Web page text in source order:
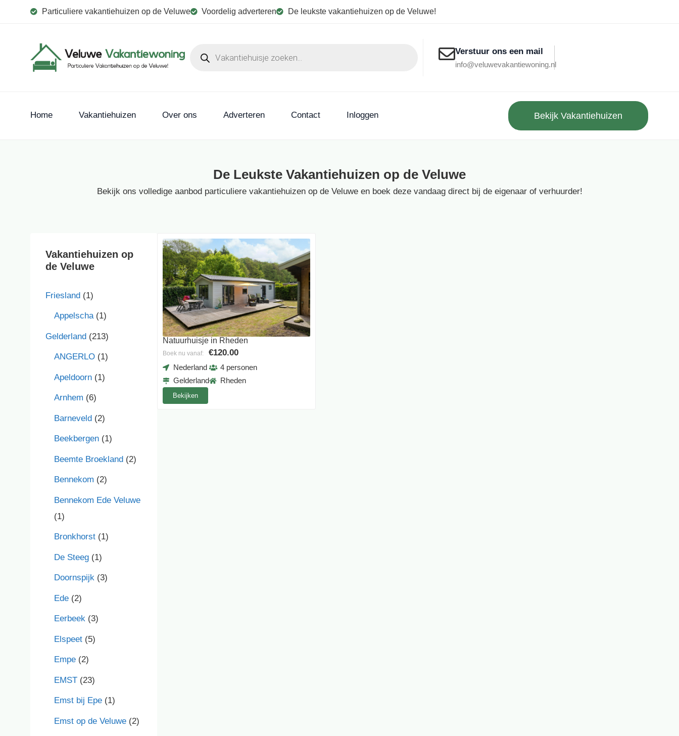
Particuliere vakantiehuizen op de Veluwe Voordelig adverteren De leukste vakantiehuizen op de Veluwe!
Verstuur ons een mail
info@veluwevakantiewoning.nl
Home Vakantiehuizen Over ons Adverteren Contact Inloggen Bekijk Vakantiehuizen
De Leukste Vakantiehuizen op de Veluwe
Bekijk ons volledige aanbod particuliere vakantiehuizen op de Veluwe en boek deze vandaag direct bij de eigenaar of verhuurder!
Vakantiehuizen op
de Veluwe
Friesland (1)
Appelscha (1)
Gelderland (213)
ANGERLO (1)
Apeldoorn (1)
Arnhem (6)
Barneveld (2)
Beekbergen (1)
Beemte Broekland (2)
Bennekom (2)
Bennekom Ede Veluwe
(1)
Bronkhorst (1)
De Steeg (1)
Doornspijk (3)
Ede (2)
Eerbeek (3)
Elspeet (5)
Empe (2)
EMST (23)
Emst bij Epe (1)
Emst op de Veluwe (2)
Natuurhuisje in Rheden
Boek nu vanaf: €120.00
Nederland
Gelderland
4 personen
Rheden
Bekijken